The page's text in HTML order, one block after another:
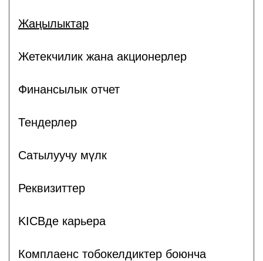
Жаңылыктар
Жетекчилик жана акционерлер
Финансылык отчет
Тендерлер
Сатылуучу мүлк
Реквизиттер
KICBде карьера
Комплаенс тобокелдиктер боюнча